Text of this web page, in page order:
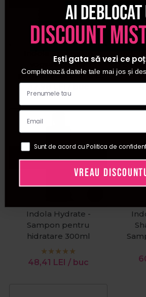
Indola Profession
vopsea de par
permanenta Blonde
Expert Pastel P.01 60ml
Stoc epuizat
Indola Hydrate -
Sampon pentru
hidratare 300ml
48,41 LEI / buc
Ai deblocat
discount
Ești gata să vezi ce
Completează datele tale mai jos și
Sunt de acord cu Politica de
VREAU